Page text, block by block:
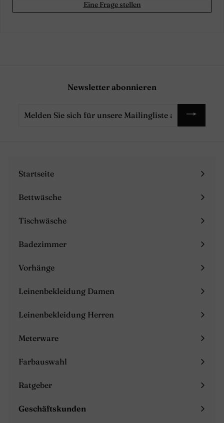
Eine Frage stellen
Newsletter abonnieren
Melden
Mailingliste
Startseite
Bettwäsche
maximieren
Tischwäsche
maximieren
Badezimmer
maximieren
Vorhänge
maximieren
Leinenbekleidung Damen
maximieren
Leinenbekleidung Herren
maximieren
Meterware
Farbauswahl
Ratgeber
Menü
maximieren
Geschäftskunden